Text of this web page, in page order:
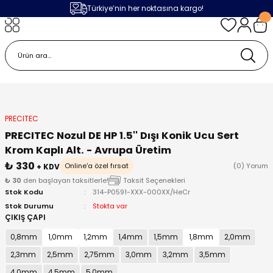
Türkiye’nin her noktasına kargo!
PRECITEC
PRECITEC Nozul DE HP 1.5'' Dışı Konik Ucu Sert
Krom Kaplı Alt. - Avrupa Üretim
₺ 330 + KDV Online'a özel fırsat
(0) Yorum
₺ 30 den başlayan taksitlerle!
Taksit Seçenekleri
Stok Kodu
314-P0591-XXX-000XX/HeCr
Stok Durumu
Stokta var
ÇIKIŞ ÇAPI
0,8mm
1,0mm 1,2mm 1,4mm 1,5mm 1,8mm
2,0mm
2,3mm
2,5mm 2,75mm 3,0mm 3,2mm
3,5mm
Geri Dön
Parçaları
Ürünleri
Geri Dön
Camları
Geri Dön
Sistemleri
Geri Dön
Montaj Ekipmanı